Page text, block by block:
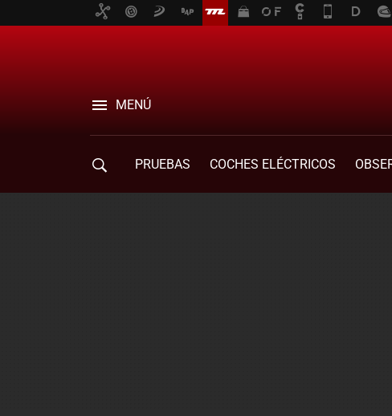
MENÚ
PRUEBAS COCHES ELÉCTRICOS